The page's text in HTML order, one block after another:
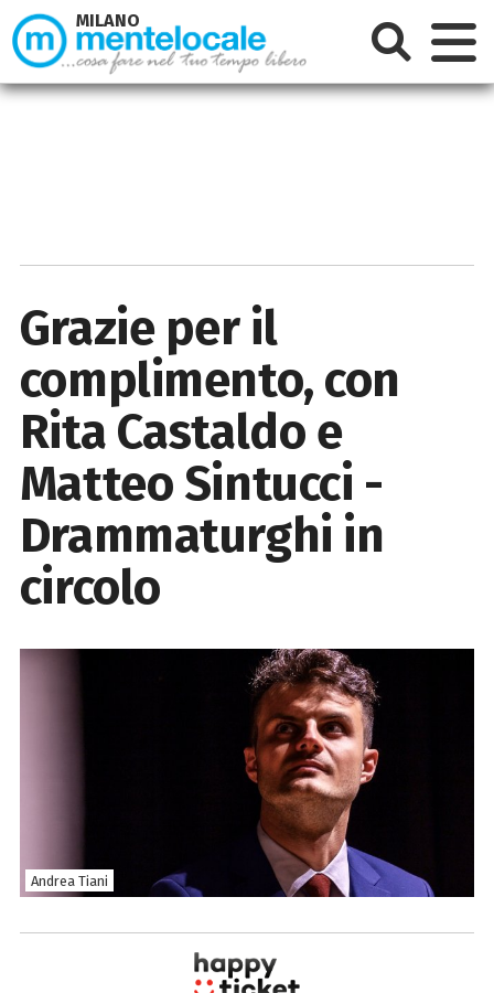
Grazie per il
complimento, con
Rita Castaldo e
Matteo Sintucci -
Drammaturghi in
circolo
Andrea Tiani
MILANO